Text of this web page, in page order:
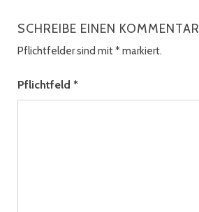
SCHREIBE EINEN KOMMENTAR
Pflichtfelder sind mit*markiert.
Pflichtfeld *